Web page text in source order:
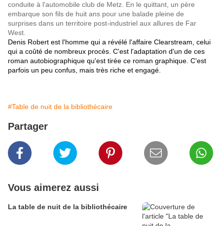
conduite à l'automobile club de Metz. En le quittant, un père
embarque son fils de huit ans pour une balade pleine de
surprises dans un territoire post-industriel aux allures de Far
West.
Denis Robert est l'homme qui a révélé l'affaire Clearstream, celui
qui a coûté de nombreux procès. C'est l'adaptation d'un de ces
roman autobiographique qu'est tirée ce roman graphique. C'est
parfois un peu confus, mais très riche et engagé.
#Table de nuit de la bibliothécaire
Partager
Vous aimerez aussi
La table de nuit de la bibliothécaire